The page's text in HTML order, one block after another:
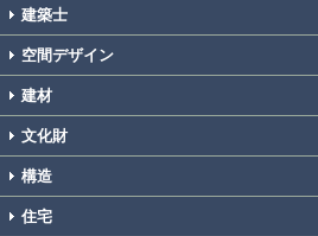
建築士
空間デザイン
建材
文化財
構造
住宅